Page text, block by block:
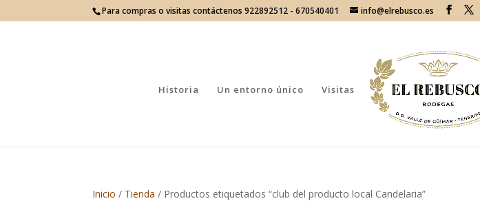
Para compras o visitas contáctenos 922892512 - 670540401 info@elrebusco.es
Historia Un entorno único Visitas
Inicio / Tienda / Productos etiquetados “club del producto local Candelaria”